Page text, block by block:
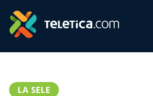
LA SELE